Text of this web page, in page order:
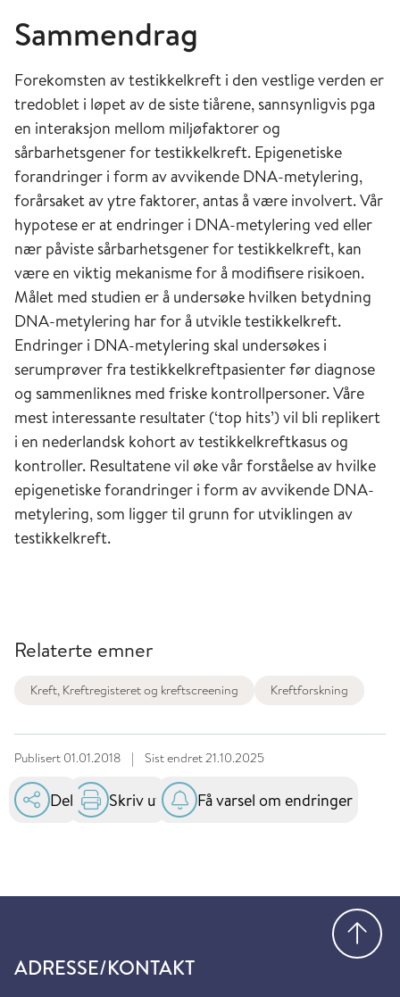
Sammendrag
Forekomsten av testikkelkreft i den vestlige verden er
tredoblet i løpet av de siste tiårene, sannsynligvis pga
en interaksjon mellom miljøfaktorer og
sårbarhetsgener for testikkelkreft. Epigenetiske
forandringer i form av avvikende DNA-metylering,
forårsaket av ytre faktorer, antas å være involvert. Vår
hypotese er at endringer i DNA-metylering ved eller
nær påviste sårbarhetsgener for testikkelkreft, kan
være en viktig mekanisme for å modifisere risikoen.
Målet med studien er å undersøke hvilken betydning
DNA-metylering har for å utvikle testikkelkreft.
Endringer i DNA-metylering skal undersøkes i
serumprøver fra testikkelkreftpasienter før diagnose
og sammenliknes med friske kontrollpersoner. Våre
mest interessante resultater (‘top hits’) vil bli replikert
i en nederlandsk kohort av testikkelkreftkasus og
kontroller. Resultatene vil øke vår forståelse av hvilke
epigenetiske forandringer i form av avvikende DNA-
metylering, som ligger til grunn for utviklingen av
testikkelkreft.
Relaterte emner
Kreft, Kreftregisteret og kreftscreening Kreftforskning
Publisert 01.01.2018 | Sist endret21.10.2025
Del Skriv ut Få varsel om endringer
ADRESSE/KONTAKT